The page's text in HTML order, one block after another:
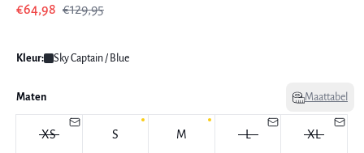
€64,98 €129,95
Kleur: Sky Captain / Blue
Maten Maattabel
XS S M L XL